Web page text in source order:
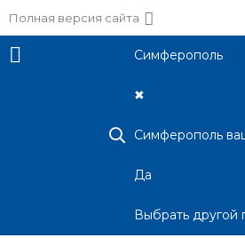
Полная версия сайта
Симферополь
✖
Симферополь
Да
Выбрать другой